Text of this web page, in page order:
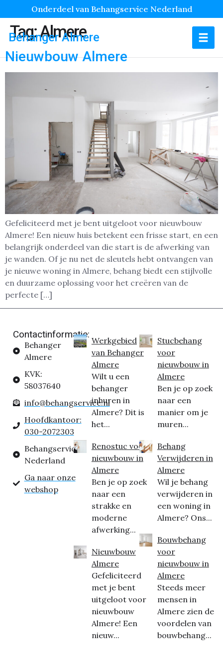
Onderdeel van Behangservice Nederland
Behanger Almere
Tag:Almere
Nieuwbouw Almere
Gefeliciteerd met je bent uitgeloot voor nieuwbouw
Almere! Een nieuw huis betekent een frisse start, en een
belangrijk onderdeel van die start is de afwerking van
je wanden. Of je nu net de sleutels hebt ontvangen van
je nieuwe woning in Almere, behang biedt een stijlvolle
en duurzame oplossing voor het creëren van de
perfecte […]
Contactinformatie:
Behanger
Almere
KVK:
58037640
info@behangservice.nl
Hoofdkantoor:
030-2072303
Behangservice
Nederland
Ga naar onze
webshop
Werkgebied
van Behanger
Almere
Wilt u een
behanger
inhuren in
Almere? Dit is
het...
Renostuc voor
nieuwbouw in
Almere
Ben je op zoek
naar een
strakke en
moderne
afwerking...
Nieuwbouw
Almere
Gefeliciteerd
met je bent
uitgeloot voor
nieuwbouw
Almere! Een
nieuw...
Stucbehang
voor
nieuwbouw in
Almere
Ben je op zoek
naar een
manier om je
muren...
Behang
Verwijderen in
Almere
Wil je behang
verwijderen in
een woning in
Almere? Ons...
Bouwbehang
voor
nieuwbouw in
Almere
Steeds meer
mensen in
Almere zien de
voordelen van
bouwbehang...